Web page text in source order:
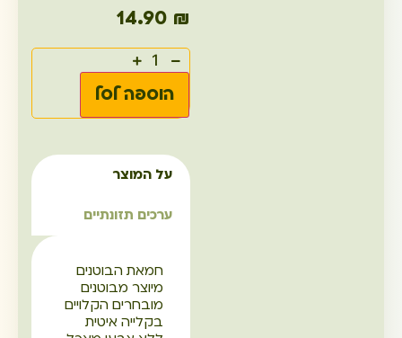
14.90 ₪
הוספה לסל
על המוצר
ערכים תזונתיים
חמאת הבוטנים
מיוצר מבוטנים
מובחרים הקלויים
בקלייה איטית